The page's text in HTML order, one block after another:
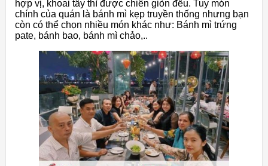
hợp vị, khoai tây thì được chiên giòn đều. Tuy món
chính của quán là bánh mì kẹp truyền thống nhưng bạn
còn có thể chọn nhiều món khác như: Bánh mì trứng
pate, bánh bao, bánh mì chảo,..